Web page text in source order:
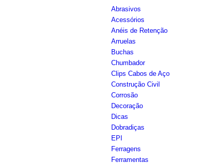
Abrasivos
Acessórios
Anéis de Retenção
Arruelas
Buchas
Chumbador
Clips Cabos de Aço
Construção Civil
Corrosão
Decoração
Dicas
Dobradiças
EPI
Ferragens
Ferramentas